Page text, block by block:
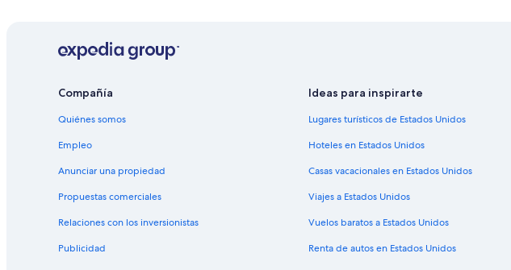
Compañía
Quiénes somos
Empleo
Anunciar una propiedad
Propuestas comerciales
Relaciones con los inversionistas
Publicidad
Ideas para inspirarte
Lugares turísticos de Estados Unidos
Hoteles en Estados Unidos
Casas vacacionales en Estados Unidos
Viajes a Estados Unidos
Vuelos baratos a Estados Unidos
Renta de autos en Estados Unidos